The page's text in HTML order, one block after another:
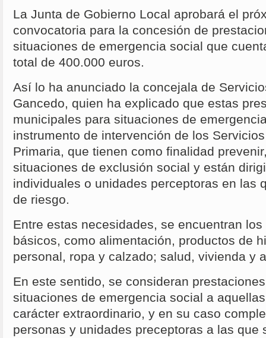
La Junta de Gobierno Local aprobará el
convocatoria para la concesión de
situaciones de emergencia social que
total de 400.000 euros.
Así lo ha anunciado la concejala de
Gancedo, quien ha explicado que estas
municipales para situaciones de
instrumento de intervención de los
Primaria, que tienen como finalidad
situaciones de exclusión social y están
individuales o unidades perceptoras en las
de riesgo.
Entre estas necesidades, se encuentran
básicos, como alimentación, productos de
personal, ropa y calzado; salud, vivienda y
En este sentido, se consideran
situaciones de emergencia social a
carácter extraordinario, y en su caso
personas y unidades preceptoras a las que